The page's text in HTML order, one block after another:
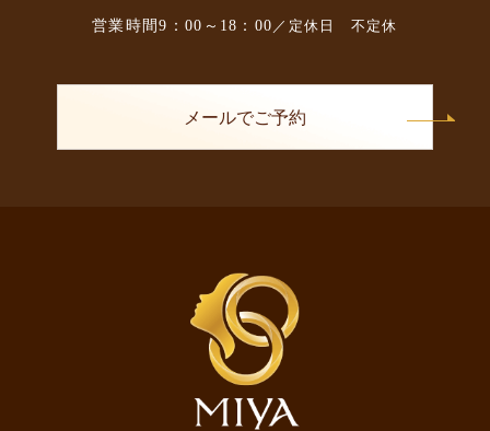
営業時間9：00～18：00 ／定休日 不定休
メールでご予約